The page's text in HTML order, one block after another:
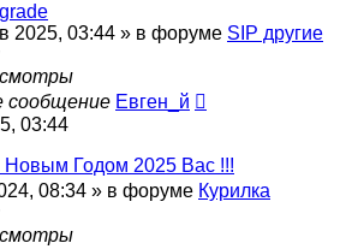
2025, 03:44 » в форуме SIP другие
сообщение Евген_й
03:44
Годом 2025 Вас !!!
08:34 » в форуме Курилка